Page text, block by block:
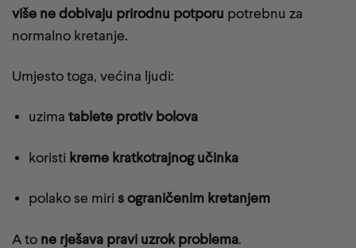
više ne dobivaju prirodnu potporu potrebnu za
normalno kretanje.
Umjesto toga, većina ljudi:
uzima tablete protiv bolova
koristi kreme kratkotrajnog učinka
polako se miri s ograničenim kretanjem
A to ne rješava pravi uzrok problema.